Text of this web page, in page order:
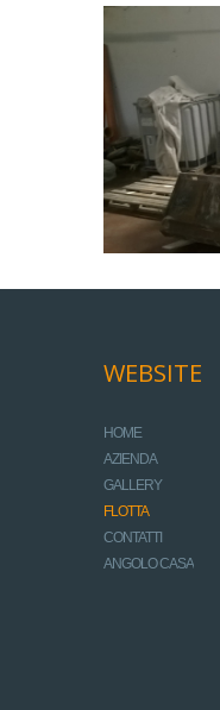
WEBSITE
HOME
AZIENDA
GALLERY
FLOTTA
CONTATTI
ANGOLO CASA